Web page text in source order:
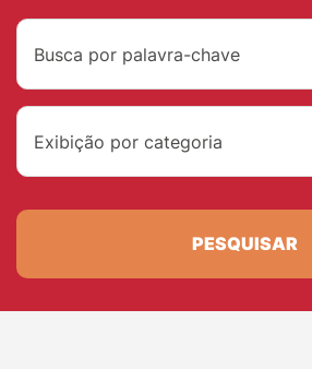
Exibição por categoria
PESQUISAR